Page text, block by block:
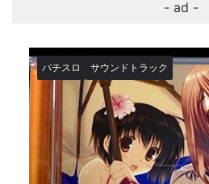
パチスロ サウンドトラック